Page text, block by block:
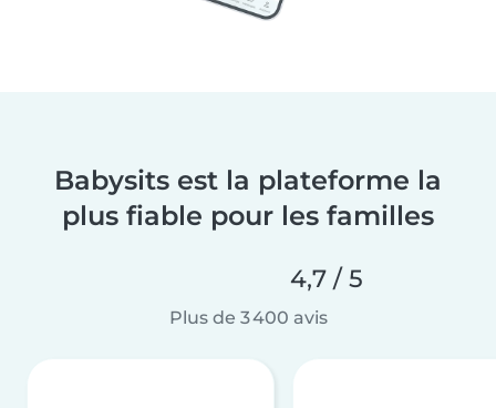
Babysits est la plateforme la
plus fiable pour les familles
4,7 / 5
Plus de 3 400 avis